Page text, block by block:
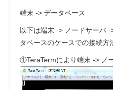
端末 -> データベース
以下は端末 -> ノードサーバ
タベースのケースでの接続方
①TeraTermにより端末 -> ノ